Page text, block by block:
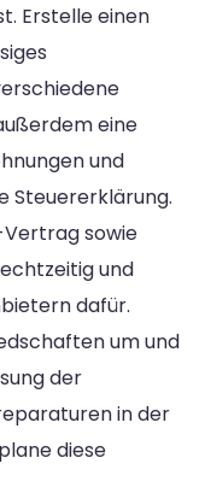
Erstelle einen
eine
und
Steuererklärung.
Vertrag sowie
und
dafür.
um und
der
in der
diese